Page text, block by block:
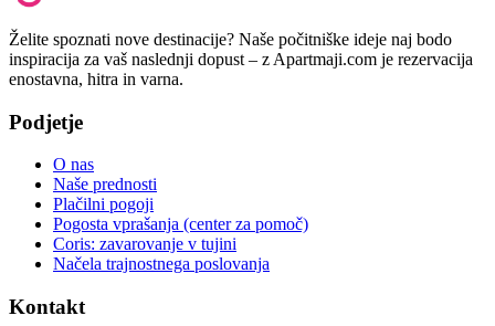
Želite spoznati nove destinacije? Naše počitniške ideje naj bodo
inspiracija za vaš naslednji dopust – z Apartmaji.com je rezervacija
enostavna, hitra in varna.
Podjetje
O nas
Naše prednosti
Plačilni pogoji
Pogosta vprašanja (center za pomoč)
Coris: zavarovanje v tujini
Načela trajnostnega poslovanja
Kontakt